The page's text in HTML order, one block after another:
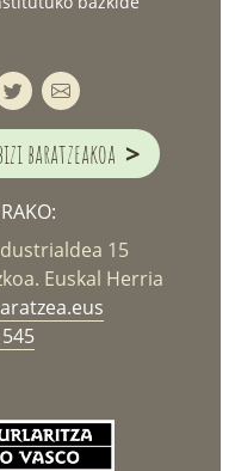
baratzeakoa >
15
Euskal Herria